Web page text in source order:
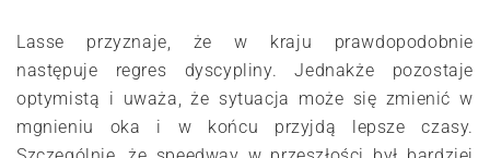
Lasse przyznaje, że w kraju prawdopodobnie
następuje regres dyscypliny. Jednakże pozostaje
optymistą i uważa, że sytuacja może się zmienić w
mgnieniu oka i w końcu przyjdą lepsze czasy.